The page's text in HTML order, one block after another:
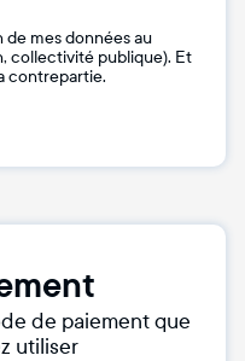
de mes données au
collectivité publique). Et
contrepartie.
de paiement que
utiliser